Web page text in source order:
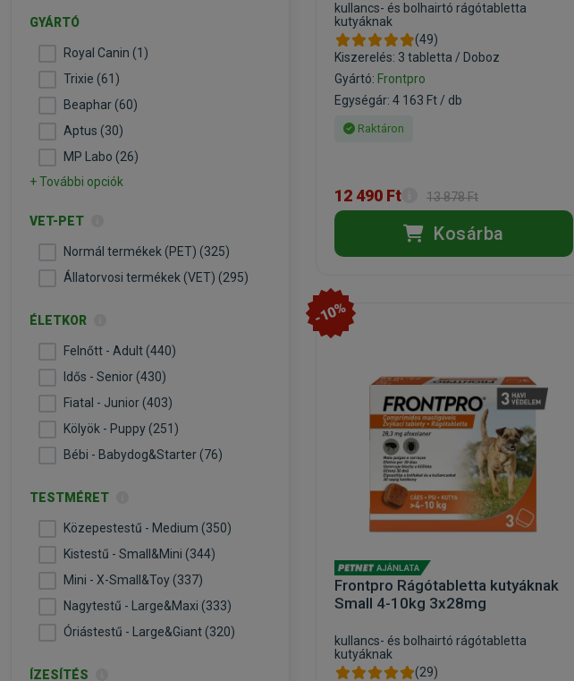
kullancs- és bolhairtó rágótabletta
kutyáknak
(49)
Kiszerelés: 3 tabletta / Doboz
Gyártó: Frontpro
Egységár: 4 163 Ft / db
Raktáron
12 490 Ft 13 878 Ft
Kosárba
-10%
Frontpro Rágótabletta kutyáknak
Small 4-10kg 3x28mg
kullancs- és bolhairtó rágótabletta
kutyáknak
(29)
GYÁRTÓ
Royal Canin (1)
Trixie (61)
Beaphar (60)
Aptus (30)
MP Labo (26)
+ További opciók
VET-PET
Normál termékek (PET) (325)
Állatorvosi termékek (VET) (295)
ÉLETKOR
Felnőtt - Adult (440)
Idős - Senior (430)
Fiatal - Junior (403)
Kölyök - Puppy (251)
Bébi - Babydog&Starter (76)
TESTMÉRET
Közepestestű - Medium (350)
Kistestű - Small&Mini (344)
Mini - X-Small&Toy (337)
Nagytestű - Large&Maxi (333)
Óriástestű - Large&Giant (320)
ÍZESÍTÉS